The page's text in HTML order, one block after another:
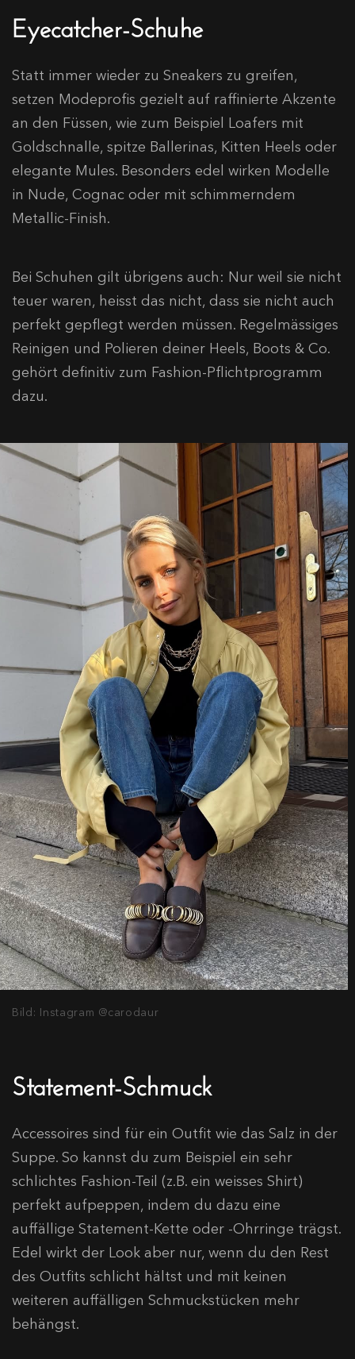
Eyecatcher-Schuhe
Statt immer wieder zu Sneakers zu greifen,
setzen Modeprofis gezielt auf raffinierte Akzente
an den Füssen, wie zum Beispiel Loafers mit
Goldschnalle, spitze Ballerinas, Kitten Heels oder
elegante Mules. Besonders edel wirken Modelle
in Nude, Cognac oder mit schimmerndem
Metallic-Finish.
Bei Schuhen gilt übrigens auch: Nur weil sie nicht
teuer waren, heisst das nicht, dass sie nicht auch
perfekt gepflegt werden müssen. Regelmässiges
Reinigen und Polieren deiner Heels, Boots & Co.
gehört definitiv zum Fashion-Pflichtprogramm
dazu.
Bild: Instagram @carodaur
Statement-Schmuck
Accessoires sind für ein Outfit wie das Salz in der
Suppe. So kannst du zum Beispiel ein sehr
schlichtes Fashion-Teil (z.B. ein weisses Shirt)
perfekt aufpeppen, indem du dazu eine
auffällige Statement-Kette oder -Ohrringe trägst.
Edel wirkt der Look aber nur, wenn du den Rest
des Outfits schlicht hältst und mit keinen
weiteren auffälligen Schmuckstücken mehr
behängst.